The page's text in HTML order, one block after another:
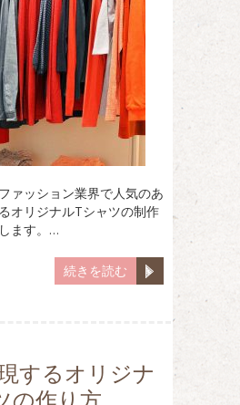
ァッション業界で人気のあ
オリジナルTシャツの制作
ます。…
続きを読む
するオリジナ